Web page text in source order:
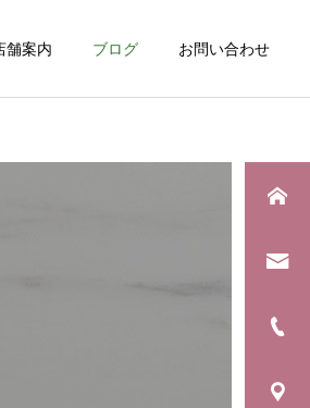
舗案内 ブログ お問い合わせ
詳細を見る
年に一度の「銀河水キャン